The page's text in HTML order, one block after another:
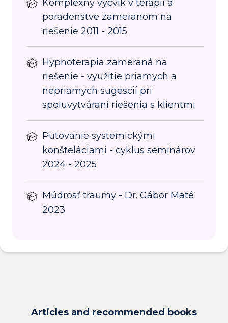
Komplexny výcvik v terapii a
poradenstve zameranom na
riešenie 2011 - 2015
Hypnoterapia zameraná na
riešenie - využitie priamych a
nepriamych sugescií pri
spoluvytváraní riešenia s klientmi
Putovanie systemickými
konšteláciami - cyklus seminárov
2024 - 2025
Múdrosť traumy - Dr. Gábor Maté
2023
Articles and recommended books